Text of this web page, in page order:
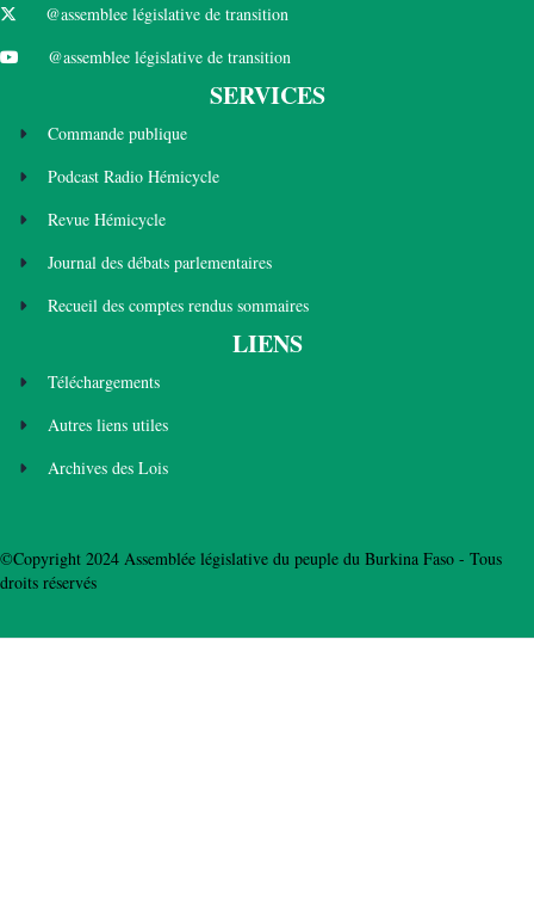
@assemblee législative de transition
@assemblee législative de transition
SERVICES
Commande publique
Podcast Radio Hémicycle
Revue Hémicycle
Journal des débats parlementaires
Recueil des comptes rendus sommaires
LIENS
Téléchargements
Autres liens utiles
Archives des Lois
©Copyright 2024 Assemblée législative du peuple du Burkina Faso - Tous
droits réservés